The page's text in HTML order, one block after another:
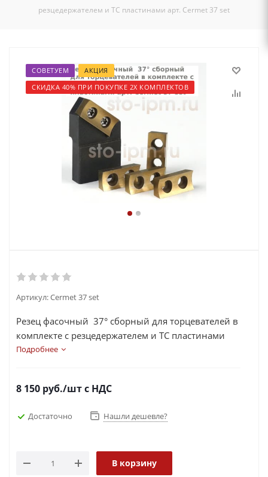
резцедержателем и ТС пластинами арт. Cermet 37 set
СОВЕТУЕМ
АКЦИЯ
СКИДКА 40% ПРИ ПОКУПКЕ 2Х КОМПЛЕКТОВ
Артикул:Cermet 37 set
Резец фасочный 37° сборный для торцевателей в
комплекте с резцедержателем и ТС пластинами
арт. Cermet 37 set
Подробнее
8 150 руб./штс НДС
Достаточно Нашли дешевле?
В корзину